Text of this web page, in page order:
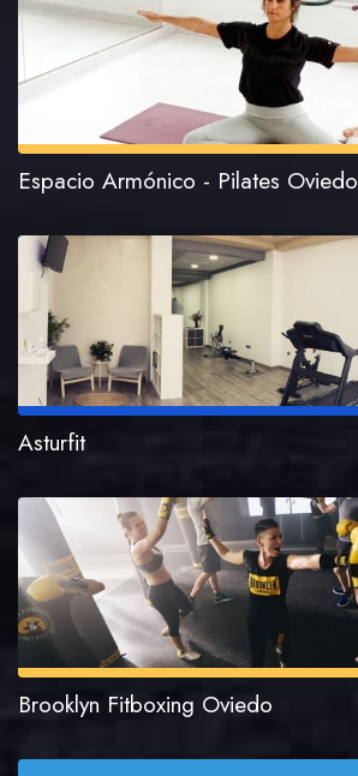
Espacio Armónico - Pilates Oviedo
Asturfit
Brooklyn Fitboxing Oviedo